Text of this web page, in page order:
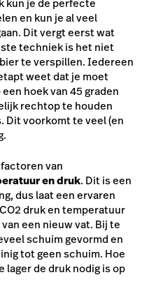
kun je de perfecte
en kun je al veel
Dit vergt eerst wat
techniek is het niet
te verspillen. Iedereen
weet dat je moet
hoek van 45 graden
rechtop te houden
Dit voorkomt te veel (en
van
en druk. Dit is een
dus laat een ervaren
druk en temperatuur
een nieuw vat. Bij te
schuim gevormd en
tot geen schuim. Hoe
lager de druk nodig is op